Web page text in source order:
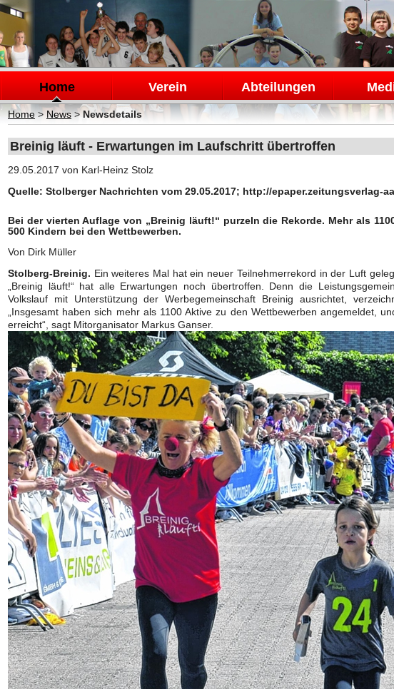
Navigation
überspringen
Home Verein Abteilungen
Home> News>Newsdetails
Breinig läuft - Erwartungen im Laufschritt übertroffen
29.05.2017 von Karl-Heinz Stolz
Quelle: Stolberger Nachrichten vom 29.05.2017; http://epaper.zeitungsverlag-
Bei der vierten Auflage von „Breinig läuft!“ purzeln die Rekorde. Mehr als
500 Kindern bei den Wettbewerben.
Von Dirk Müller
Stolberg-Breinig. Ein weiteres Mal hat ein neuer Teilnehmerrekord in der Luft
„Breinig läuft!“ hat alle Erwartungen noch übertroffen. Denn die
Volkslauf mit Unterstützung der Werbegemeinschaft Breinig ausrichtet,
„Insgesamt haben sich mehr als 1100 Aktive zu den Wettbewerben angemeldet,
erreicht“, sagt Mitorganisator Markus Ganser.